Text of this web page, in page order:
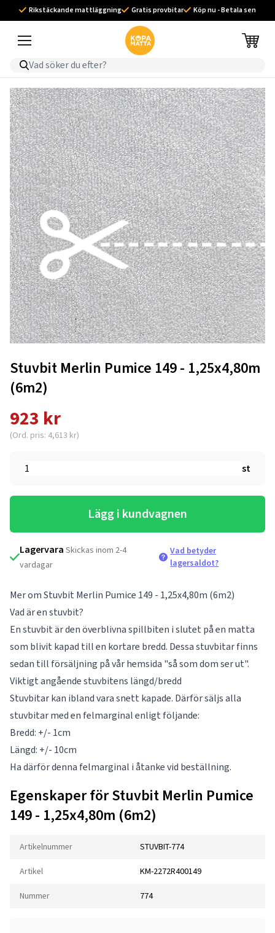
Rikstäckande mattläggning Gratis provbitar Köp nu - Betala sen
Stuvbit Merlin Pumice 149 - 1,25x4,80m
(6m2)
923 kr
(Ord. pris: 4,613 kr)
st
Lägg i kundvagnen
Lagervara Skickas inom 2-4
vardagar
Vad betyder
lagersaldot?
Mer om Stuvbit Merlin Pumice 149 - 1,25x4,80m (6m2)
Vad är en stuvbit?
En stuvbit är den överblivna spillbiten i slutet på en matta
som blivit kapad till en kortare bredd. Dessa stuvbitar finns
sedan till försäljning på vår hemsida "så som dom ser ut".
Viktigt angående stuvbitens längd/bredd
Stuvbitar kan ibland vara snett kapade. Därför säljs alla
stuvbitar med en felmarginal enligt följande:
Bredd: +/- 1cm
Längd: +/- 10cm
Ha därför denna felmarginal i åtanke vid beställning.
Egenskaper för Stuvbit Merlin Pumice
149 - 1,25x4,80m (6m2)
Artikelnummer STUVBIT-774
Artikel KM-2272R400149
Nummer 774